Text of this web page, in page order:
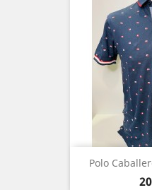
Polo